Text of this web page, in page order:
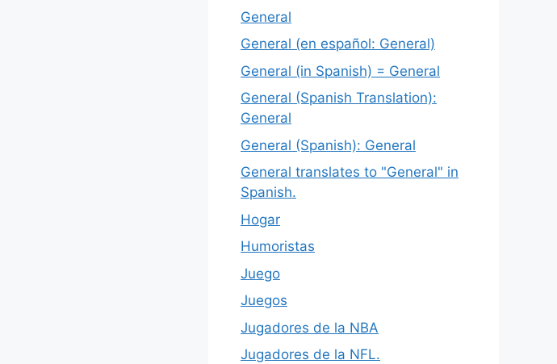
General
General (en español: General)
General (in Spanish) = General
General (Spanish Translation):
General
General (Spanish): General
General translates to "General" in
Spanish.
Hogar
Humoristas
Juego
Juegos
Jugadores de la NBA
Jugadores de la NFL.